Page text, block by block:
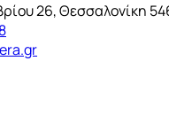
26, Θεσσαλονίκη